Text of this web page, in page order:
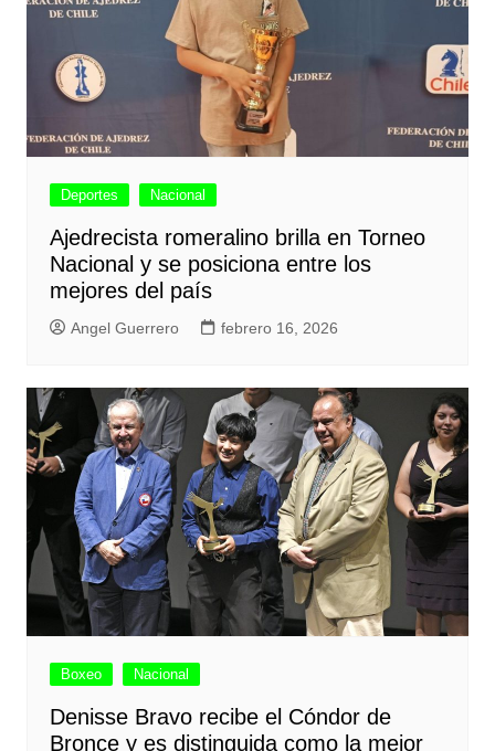
Deportes Nacional
Ajedrecista romeralino brilla en Torneo
Nacional y se posiciona entre los
mejores del país
Angel Guerrero febrero 16, 2026
Boxeo Nacional
Denisse Bravo recibe el Cóndor de
Bronce y es distinguida como la mejor